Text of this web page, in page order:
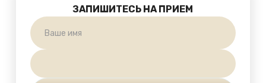
ЗАПИШИТЕСЬ НА ПРИЕМ